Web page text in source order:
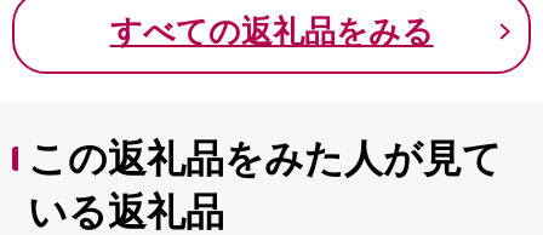
すべての返礼品をみる
この返礼品をみた人が見て
いる返礼品